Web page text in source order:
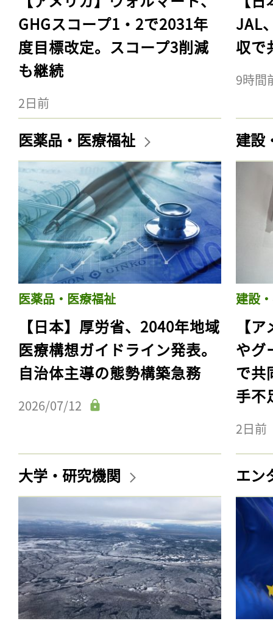
GHGスコープ1・2で2031年
度目標改定。スコープ3削減
も継続
2日前
JAL
収で
9時間
医薬品・医療福祉
医薬品・医療福祉
【日本】厚労省、2040年地域
医療構想ガイドライン発表。
自治体主導の態勢構築急務
2026/07/12
建設
建設
【
やグ
で共
手不
2日前
大学・研究機関 エン